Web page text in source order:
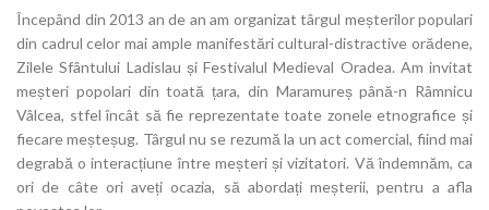
Începând din 2013 an de an am organizat târgul meșterilor populari
din cadrul celor mai ample manifestări cultural-distractive orădene,
Zilele Sfântului Ladislau și Festivalul Medieval Oradea. Am invitat
meșteri popolari din toată țara, din Maramureș până-n Râmnicu
Vâlcea, stfel încât să fie reprezentate toate zonele etnografice și
fiecare meșteșug. Târgul nu se rezumă la un act comercial, fiind mai
degrabă o interacțiune între meșteri și vizitatori. Vă îndemnăm, ca
ori de câte ori aveți ocazia, să abordați meșterii, pentru a afla